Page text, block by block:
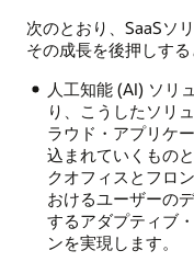
次のとおり、SaaSソ
その成長を後押しする
人工知能 (AI) ソリ
り、こうしたソリ
ラウド・アプリケ
込まれていくもの
クオフィスとフロ
おけるユーザーの
するアダプティブ
ンを実現します。